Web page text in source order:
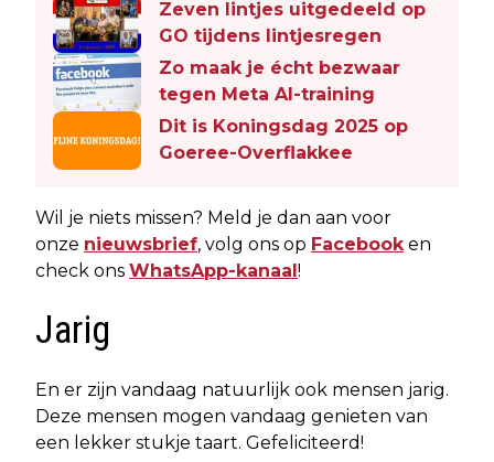
Zeven lintjes uitgedeeld op
GO tijdens lintjesregen
Zo maak je écht bezwaar
tegen Meta AI-training
Dit is Koningsdag 2025 op
Goeree-Overflakkee
Wil je niets missen? Meld je dan aan voor
onze nieuwsbrief, volg ons op Facebooken
check ons WhatsApp-kanaal!
Jarig
En er zijn vandaag natuurlijk ook mensen jarig.
Deze mensen mogen vandaag genieten van
een lekker stukje taart. Gefeliciteerd!